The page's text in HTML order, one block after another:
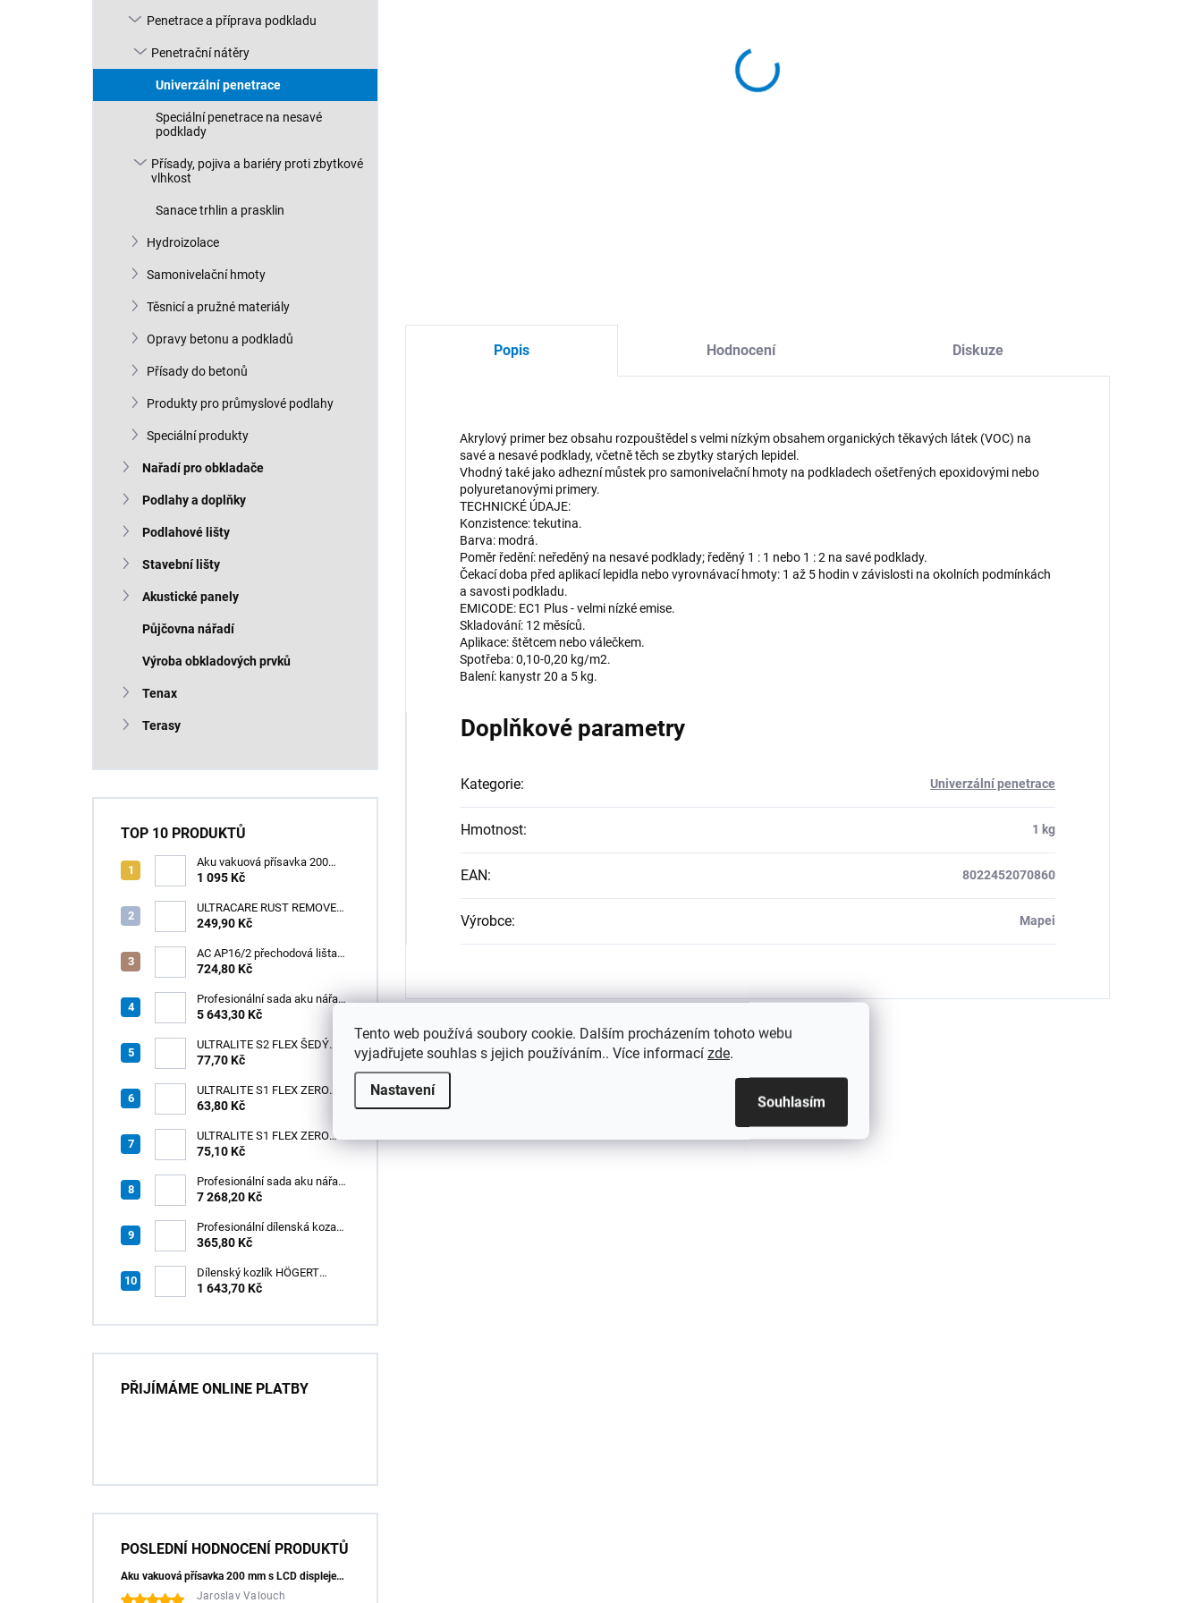
Tento web používá soubory cookie. Dalším procházením tohoto webu
vyjadřujete souhlas s jejich používáním.. Více informací zde.
Nastavení
Souhlasím
a
e
Penetrace a příprava podkladu
Penetrační nátěry
Univerzální penetrace
Speciální penetrace na nesavé
podklady
Přísady, pojiva a bariéry proti zbytkové
vlhkost
Sanace trhlin a prasklin
Hydroizolace
Samonivelační hmoty
Těsnicí a pružné materiály
Opravy betonu a podkladů
Přísady do betonů
Produkty pro průmyslové podlahy
Speciální produkty
Nařadí pro obkladače
Podlahy a doplňky
Podlahové lišty
Stavební lišty
Akustické panely
Půjčovna nářadí
Výroba obkladových prvků
Tenax
Terasy
TOP 10 PRODUKTŮ
Aku vakuová přísavka 200
mm s LCD displejem (150 kg)
1 095 Kč
ULTRACARE RUST REMOVER
0,125 l /1ks
249,90 Kč
AC AP16/2 přechodová lišta
pro kabely, hliník elox stříbro,
724,80 Kč
Profesionální sada aku nářadí
3v1 HÖGERT
5 643,30 Kč
ULTRALITE S2 FLEX ŠEDÝ
/15kg
77,70 Kč
ULTRALITE S1 FLEX ZERO
ŠEDÝ /15kg
63,80 Kč
ULTRALITE S1 FLEX ZERO
BÍLÝ NOVINKA/15kg
75,10 Kč
Profesionální sada aku nářadí
3v1 20V HÖGERT
7 268,20 Kč
Profesionální dílenská koza
HÖGERT HT7G550
365,80 Kč
Dílenský kozlík HÖGERT
HT7G551
1 643,70 Kč
PŘIJÍMÁME ONLINE PLATBY
POSLEDNÍ HODNOCENÍ PRODUKTŮ
Aku vakuová přísavka 200 mm s LCD displejem (150 kg) - HÖGERT HT3B355
Jaroslav Valouch
MOŽNOSTI DORUČENÍ
Popis Hodnocení Diskuze
Akrylový primer bez obsahu rozpouštědel s velmi nízkým obsahem organických těkavých látek (VOC) na
savé a nesavé podklady, včetně těch se zbytky starých lepidel.
Vhodný také jako adhezní můstek pro samonivelační hmoty na podkladech ošetřených epoxidovými nebo
polyuretanovými primery.
TECHNICKÉ ÚDAJE:
Konzistence: tekutina.
Barva: modrá.
Poměr ředění: neředěný na nesavé podklady; ředěný 1 : 1 nebo 1 : 2 na savé podklady.
Čekací doba před aplikací lepidla nebo vyrovnávací hmoty: 1 až 5 hodin v závislosti na okolních podmínkách
a savosti podkladu.
EMICODE: EC1 Plus - velmi nízké emise.
Skladování: 12 měsíců.
Aplikace: štětcem nebo válečkem.
Spotřeba: 0,10-0,20 kg/m2.
Balení: kanystr 20 a 5 kg.
Doplňkové parametry
Kategorie: Univerzální penetrace
Hmotnost: 1 kg
EAN: 8022452070860
Výrobce: Mapei